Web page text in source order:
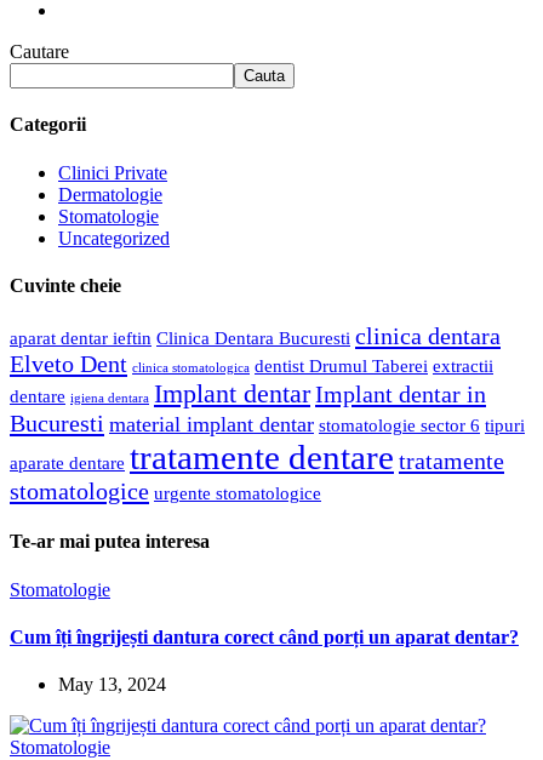
Cautare
Cauta
Categorii
Clinici Private
Dermatologie
Stomatologie
Uncategorized
Cuvinte cheie
aparat dentar ieftin Clinica Dentara Bucuresti clinica dentara
Elveto Dent clinica stomatologica dentist Drumul Taberei extractii
dentare igiena dentara Implant dentarImplant dentar in
Bucuresti material implant dentar stomatologie sector 6 tipuri
aparate dentare tratamente dentare tratamente
stomatologice urgente stomatologice
Te-ar mai putea interesa
Stomatologie
Cum îți îngrijești dantura corect când porți un aparat dentar?
May 13, 2024
Stomatologie